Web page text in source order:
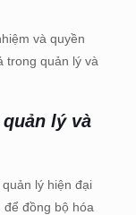
và quyền
trong quản lý và
lý và
lý hiện đại
để đồng bộ hóa